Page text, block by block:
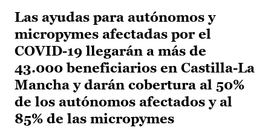
Las ayudas para autónomos y
micropymes afectadas por el
COVID-19 llegarán a más de
43.000 beneficiarios en Castilla-La
Mancha y darán cobertura al 50%
de los autónomos afectados y al
85% de las micropymes